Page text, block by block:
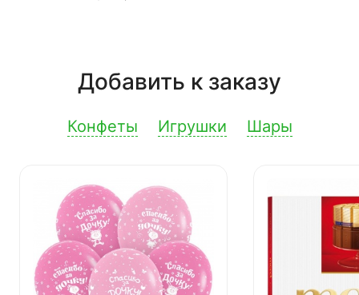
Добавить к заказу
Конфеты Игрушки Шары